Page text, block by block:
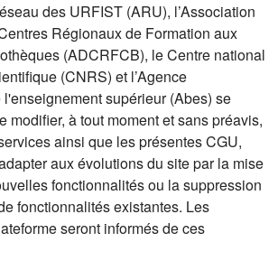
des URFIST (ARU), l’Association
Régionaux de Formation aux
(ADCRFCB), le Centre national
(CNRS) et l’Agence
supérieur (Abes) se
modifier, à tout moment et sans préavis,
ainsi que les présentes CGU,
aux évolutions du site par la mise
fonctionnalités ou la suppression
fonctionnalités existantes. Les
seront informés de ces